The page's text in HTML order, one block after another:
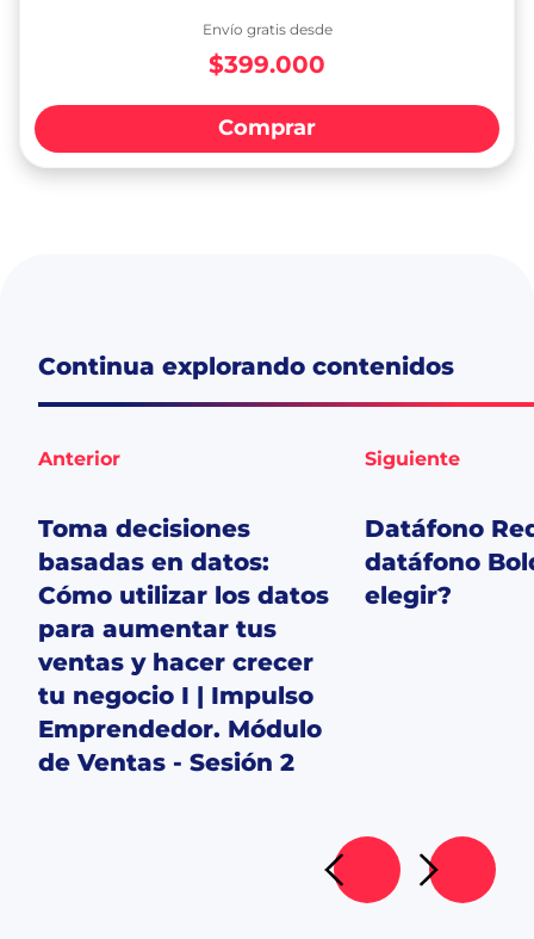
Envío gratis desde
$399.000
Comprar
Continua explorando contenidos
Anterior
Toma decisiones
basadas en datos:
Cómo utilizar los datos
para aumentar tus
ventas y hacer crecer
tu negocio I | Impulso
Emprendedor. Módulo
de Ventas - Sesión 2
Siguiente
Datáfono
datáfono
elegir?
Ir al artículoIr al